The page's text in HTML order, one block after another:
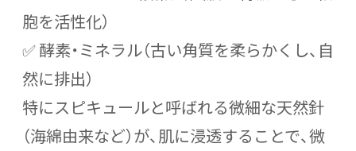
胞を活性化）
✅ 酵素・ミネラル（古い角質を柔らかくし、自
然に排出）
特にスピキュールと呼ばれる微細な天然針
（海綿由来など）が、肌に浸透することで、微